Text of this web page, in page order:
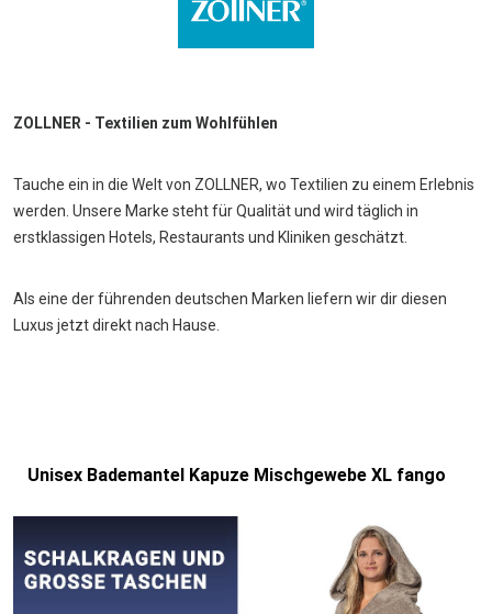
ZOLLNER - Textilien zum Wohlfühlen
Tauche ein in die Welt von ZOLLNER, wo Textilien zu einem Erlebnis
werden. Unsere Marke steht für Qualität und wird täglich in
erstklassigen Hotels, Restaurants und Kliniken geschätzt.
Als eine der führenden deutschen Marken liefern wir dir diesen
Luxus jetzt direkt nach Hause.
Unisex Bademantel Kapuze Mischgewebe XL fango